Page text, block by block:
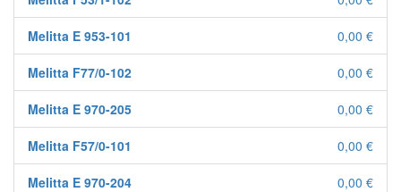
Melitta E 953-101 0,00 €
Melitta F77/0-102 0,00 €
Melitta E 970-205 0,00 €
Melitta F57/0-101 0,00 €
Melitta E 970-204 0,00 €